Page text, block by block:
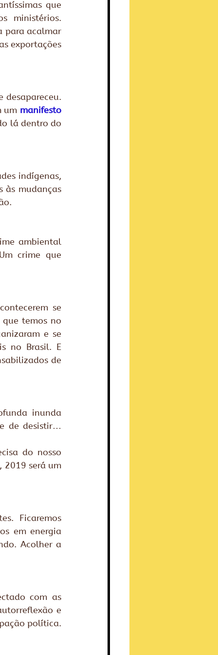
que
ministérios.
para acalmar
exportações
desapareceu.
um manifesto
lá dentro do
indígenas,
às mudanças
ambiental
crime que
se
temos no
no Brasil. E
de
inunda
de desistir…
do nosso
2019 será um
Ficaremos
em energia
Acolher a
com as
e
política.